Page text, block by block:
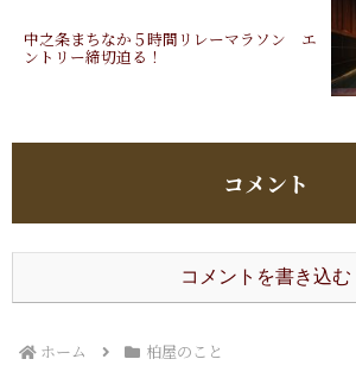
中之条まちなか５時間リレーマラソン エ
ントリー締切迫る！
コメント
コメントを書き込む
ホーム 柏屋のこと